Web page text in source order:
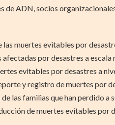
de ADN, socios
muertes evitables por
por desastres a escala
evitables por desastres a
y registro de muertes por
las familias que han perdido a
de muertes evitables